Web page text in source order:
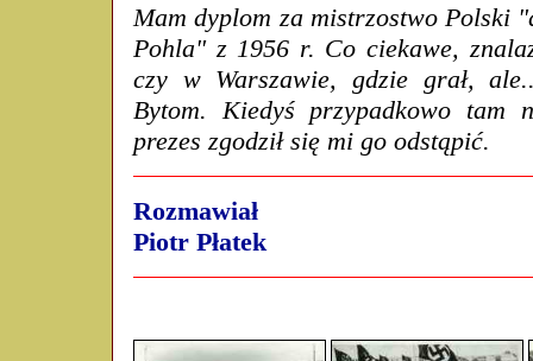
Mam dyplom za mistrzostwo Polski
Pohla" z 1956 r. Co ciekawe,
czy w Warszawie, gdzie grał,
Bytom. Kiedyś przypadkowo tam
prezes zgodził się mi go odstąpić.
Rozmawiał
Piotr Płatek